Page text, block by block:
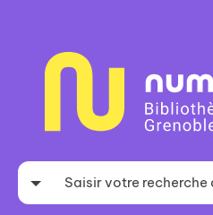
recherche